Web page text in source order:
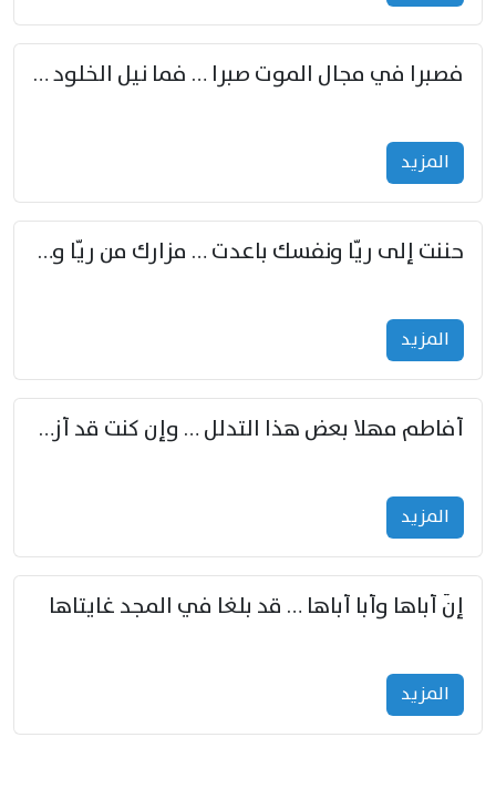
فصبرا في مجال الموت صبرا … فما نيل الخلود بمستطاع
المزید
حننت إلى ريّا ونفسك باعدت … مزارك من ريّا وشعباكما معا
المزید
أفاطم مهلا بعض هذا التدلل … وإن كنت قد أزمعت صرمي فأجملي
المزید
إنّ أباها وأبا أباها … قد بلغا في المجد غايتاها
المزید